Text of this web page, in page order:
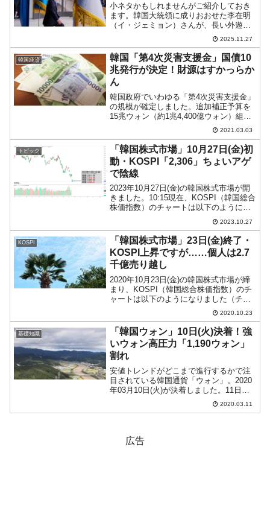
小ネタかもしれませんがご紹介しておき
ます。韓国大統領に成りおおせた李在明
（イ・ジェミョン）さんが、長い外遊か
ら戻りました。2025年11月26日、李在明
（イ・ジェミョン）さんは、李華泳
（イ・ファヨン）前京畿副知事の裁判で
検事らが集団退廷した...
2025.11.27
韓国経済
韓国「第4次災害支援金」国債10
兆発行が決定！財源はすかっらか
ん
韓国政府でいわゆる「第4次災害支援金」
の規模が確定しました。追加補正予算を
15兆ウォン（約1兆4,400億ウォン）組ん
で、本予算で確保してあった4兆5,000億
ウォン（約4,320億円）を合わせて、計19
兆5,000億ウォン（約1兆8,72...
2021.03.03
トピック
「韓国株式市場」10月27日(金)初
動・KOSPI「2,306」ちょいアゲ
で陰線
2023年10月27日(金)の韓国株式市場が開
きました。10:15現在、KOSPI（韓国総合
株価指数）のチャートは以下のようにな
『Investing.com』より引用）。前日はド
ーンと落ちましたが、本日はちょいアゲ
で始...
2023.10.27
KOSPI
「韓国株式市場」23日(金)終了・
KOSPI上昇ですが……個人は2.7
千億売り越し
2020年10月23日(金)の韓国株式市場が締
まり、KOSPI（韓国総合株価指数）のチ
ャートは以下のようになりました（チャ
ートは『Investing.com』より引用）。実
体部分は小さく、下に長いヒゲを持つ陰
線となりました。一応KOSPIは...
2020.10.23
基礎知識
「韓国ウォン」10日(火)決着！強
いウォン高圧力「1,190ウォン」
割れ
安値トレンドがどこまで進行するかで注
目されている韓国通貨「ウォン」。2020
年03月10日(火)が決着しました。11日
(水)08：53現在（日本時間）、ドルウォ
ンチャートは以下のようになっています
2020.03.11
広告